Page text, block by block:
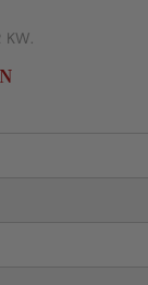
KW.